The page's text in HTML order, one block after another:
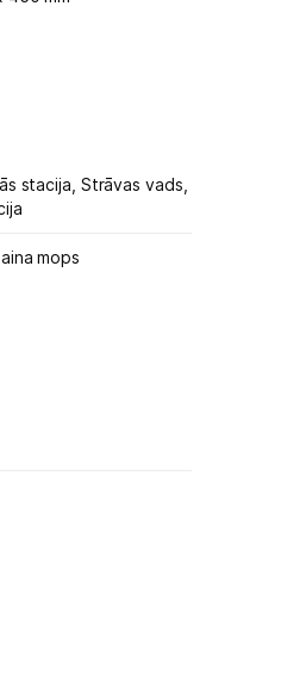
stacija, Strāvas vads,
mops